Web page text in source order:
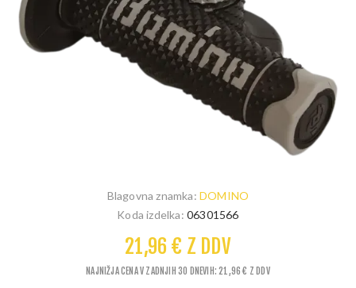
Blagovna znamka: DOMINO
Koda izdelka: 06301566
21,96 € Z DDV
NAJNIŽJA CENA V ZADNJIH 30 DNEVIH: 21,96 € Z DDV